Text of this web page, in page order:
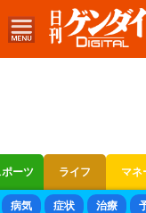
ーツ ライフ マネ
ボートレース 競輪
病気 症状 治療